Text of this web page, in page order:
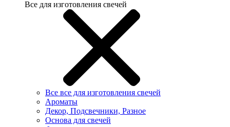
Все для изготовления свечей
Все все для изготовления свечей
Ароматы
Декор, Подсвечники, Разное
Основа для свечей